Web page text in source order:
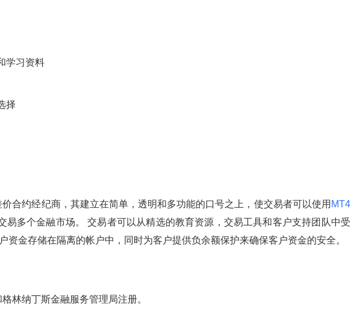
学习资料
择
合约经纪商，其建立在简单，透明和多功能的口号之上，使交易者可以使用 MT4
易多个金融市场。 交易者可以从精选的教育资源，交易工具和客户支持团队中受
资金存储在隔离的帐户中，同时为客户提供负余额保护来确保客户资金的安全。
林纳丁斯金融服务管理局注册。